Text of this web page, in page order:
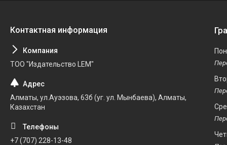
ТОО "Издательство LEM"
Алматы, ул.Ауэзова, 63б (уг. ул. Мынбаева), Алматы,
Казахстан
+7 (707) 228-13-48